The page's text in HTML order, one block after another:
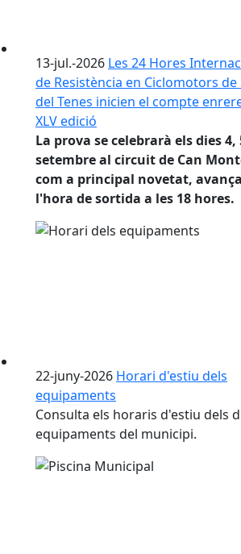
13-jul.-2026 Les 24 Hores
de Resistència en Ciclomotors de
del Tenes inicien el compte
XLV edició
La prova se celebrarà els dies 4,
setembre al circuit de Can
com a principal novetat,
l'hora de sortida a les 18 hores.
22-juny-2026 Horari d'estiu dels
equipaments
Consulta els horaris d'estiu dels
equipaments del municipi.